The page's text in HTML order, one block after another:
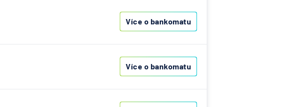
spořitelna
Více o bankomatu
Více o bankomatu